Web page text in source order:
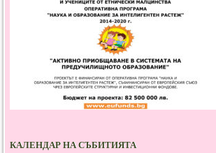
КАЛЕНДАР НА СЪБИТИЯТА